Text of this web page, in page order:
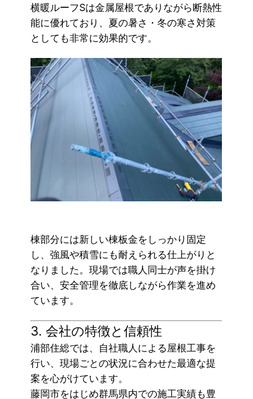
横暖ルーフSは金属屋根でありながら断熱性
能に優れており、夏の暑さ・冬の寒さ対策
としても非常に効果的です。
棟部分には新しい棟板金をしっかり固定
し、強風や積雪にも耐えられる仕上がりと
なりました。現場では職人同士が声を掛け
合い、安全管理を徹底しながら作業を進め
ています。
3. 会社の特徴と信頼性
浦部住総では、自社職人による屋根工事を
行い、現場ごとの状況に合わせた最適な提
案を心がけています。
藤岡市をはじめ群馬県内での施工実績も豊